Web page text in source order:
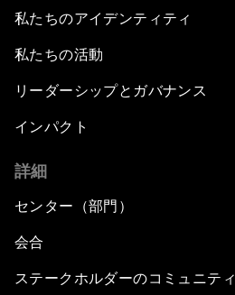
私たちのアイデンティティ
私たちの活動
リーダーシップとガバナンス
インパクト
詳細
センター（部門）
会合
ステークホルダーのコミュニティ